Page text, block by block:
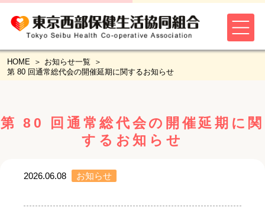
HOME
お知らせ一覧
第 80 回通常総代会の開催延期に関するお知らせ
第 80 回通常総代会の開催延期に関
するお知らせ
2026.06.08 お知らせ